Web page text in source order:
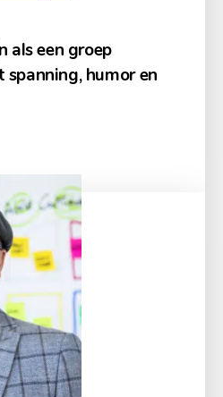
als een groep
spanning, humor en